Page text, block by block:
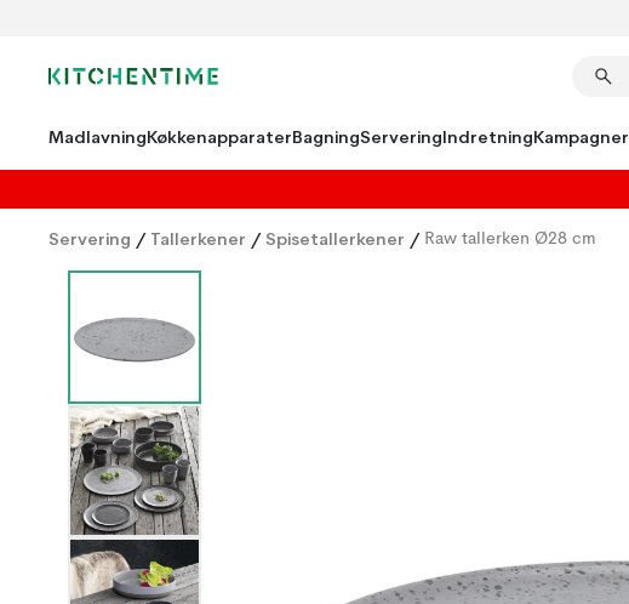
MadlavningKøkkenapparaterBagningServeringIndretningKampagner
Servering / Tallerkener / Spisetallerkener / Raw tallerken Ø28 cm